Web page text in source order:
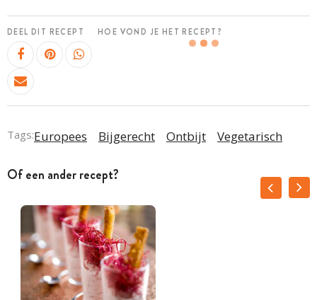
DEEL DIT RECEPT HOE VOND JE HET RECEPT?
Tags:Europees Bijgerecht Ontbijt Vegetarisch
Of een ander recept?